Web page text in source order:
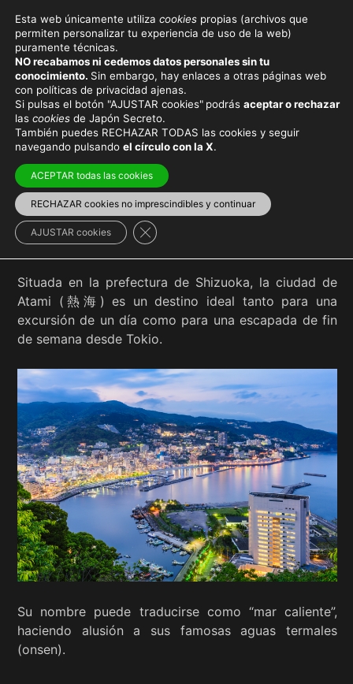
ATAMI
Viaja con el mejor seguro y
Región de Chūbū > Shizuoka
Situada en la prefectura de Shizuoka, la ciudad de
Atami (熱海) es un destino ideal tanto para una
excursión de un día como para una escapada de fin
de semana desde Tokio.
Su nombre puede traducirse como “mar caliente”,
haciendo alusión a sus famosas aguas termales
(onsen).
Esta web únicamente utiliza cookies propias (archivos que
permiten personalizar tu experiencia de uso de la web)
puramente técnicas.
NO recabamos ni cedemos datos personales sin tu
conocimiento. Sin embargo, hay enlaces a otras páginas web
con políticas de privacidad ajenas.
Si pulsas el botón "AJUSTAR cookies" podrás aceptar o rechazar
las cookies de Japón Secreto.
También puedes RECHAZAR TODAS las cookies y seguir
navegando pulsando el círculo con la X.
ACEPTAR todas las cookies
RECHAZAR cookies no imprescindibles y continuar
AJUSTAR cookies Cerrar el banner de cookies RGPD